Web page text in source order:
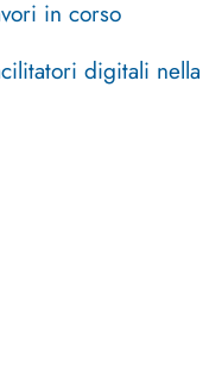
in corso
digitali